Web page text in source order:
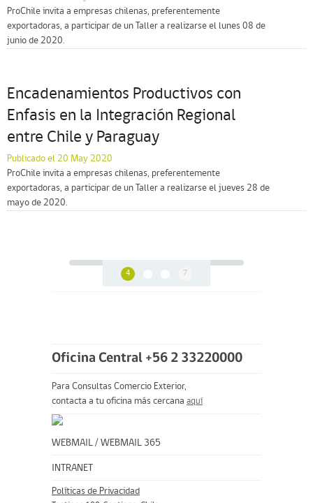
ProChile invita a empresas chilenas, preferentemente
exportadoras, a participar de un Taller a realizarse el lunes 08 de
junio de 2020.
Encadenamientos Productivos con
Enfasis en la Integración Regional
entre Chile y Paraguay
Publicado el 20 May 2020
ProChile invita a empresas chilenas, preferentemente
exportadoras, a participar de un Taller a realizarse el jueves 28 de
mayo de 2020.
4 7
Oficina Central +56 2 33220000
Para Consultas Comercio Exterior,
contacta a tu oficina más cercana aquí
WEBMAIL / WEBMAIL 365
INTRANET
Políticas de Privacidad